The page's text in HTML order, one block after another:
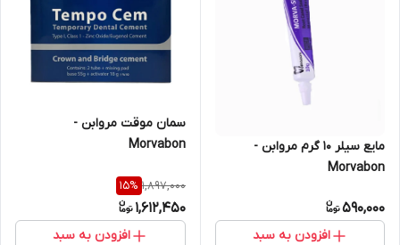
مایع سیلر ۱۰ گرم مروابن -
Morvabon
590,000
افزودن به سبد
سمان موقت مروابن -
Morvabon
1,897,000
15%
1,612,450
افزودن به سبد